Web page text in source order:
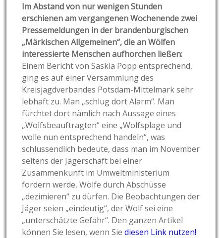
Im Abstand von nur wenigen Stunden
erschienen am vergangenen Wochenende zwei
Pressemeldungen in der brandenburgischen
„Märkischen Allgemeinen“, die an Wölfen
interessierte Menschen aufhorchen ließen:
Einem Bericht von Saskia Popp entsprechend,
ging es auf einer Versammlung des
Kreisjagdverbandes Potsdam-Mittelmark sehr
lebhaft zu. Man „schlug dort Alarm“. Man
fürchtet dort nämlich nach Aussage eines
„Wolfsbeauftragten“ eine „Wolfsplage und
wolle nun entsprechend handeln“, was
schlussendlich bedeute, dass man im November
seitens der Jägerschaft bei einer
Zusammenkunft im Umweltministerium
fordern werde, Wölfe durch Abschüsse
„dezimieren“ zu dürfen. Die Beobachtungen der
Jäger seien „eindeutig“, der Wolf sei eine
„unterschätzte Gefahr“. Den ganzen Artikel
können Sie lesen, wenn Siediesen Link nutzen!